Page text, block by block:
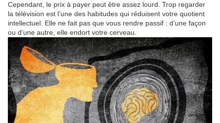
Cependant, le prix à payer peut être assez lourd. Trop regarder
la télévision est l’une des habitudes qui réduisent votre quotient
intellectuel. Elle ne fait pas que vous rendre passif : d’une façon
ou d’une autre, elle endort votre cerveau.